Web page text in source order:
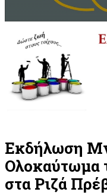
Εκδήλωση
Ολοκαύτωμα
στα Ριζά